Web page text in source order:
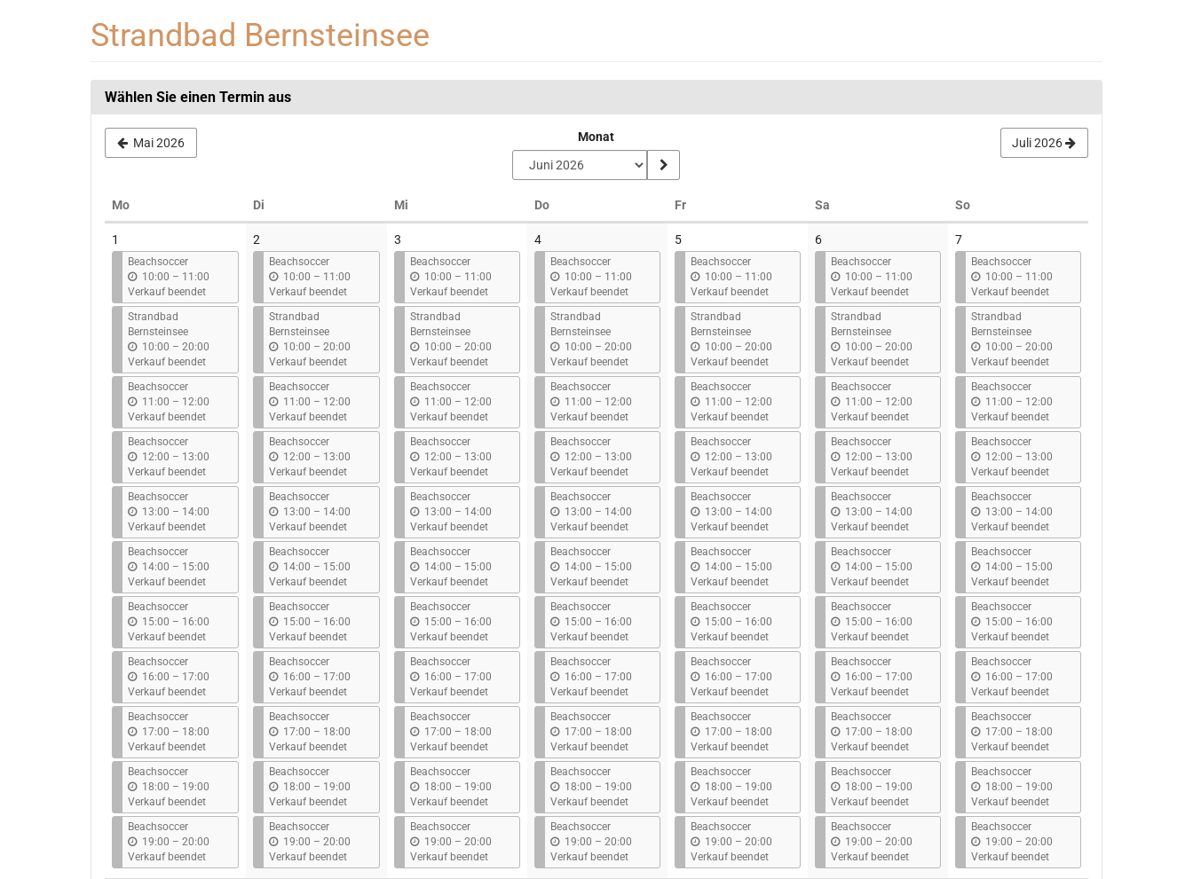
Strandbad Bernsteinsee
Wählen Sie einen Termin aus
Mai 2026 Monat Juli 2026
MoMontag Di Mi DoDonnerstag FrFreitag Sa SoSonntag
1
Beachsoccer
10:00 – b
i
s
11:00
Verkauf beendet
Strandbad
Bernsteinsee
10:00 – b
i
s
20:00
Verkauf beendet
Beachsoccer
11:00 – b
i
s
12:00
Verkauf beendet
Beachsoccer
12:00 – b
i
s
13:00
Verkauf beendet
Beachsoccer
13:00 – b
i
s
14:00
Verkauf beendet
Beachsoccer
14:00 – b
i
s
15:00
Verkauf beendet
Beachsoccer
15:00 – b
i
s
16:00
Verkauf beendet
Beachsoccer
16:00 – b
i
s
17:00
Verkauf beendet
Beachsoccer
17:00 – b
i
s
18:00
Verkauf beendet
Beachsoccer
18:00 – b
i
s
19:00
Verkauf beendet
Beachsoccer
19:00 – b
i
s
20:00
Verkauf beendet
2
Beachsoccer
10:00 – b
i
s
11:00
Verkauf beendet
Strandbad
Bernsteinsee
10:00 – b
i
s
20:00
Verkauf beendet
Beachsoccer
11:00 – b
i
s
12:00
Verkauf beendet
Beachsoccer
12:00 – b
i
s
13:00
Verkauf beendet
Beachsoccer
13:00 – b
i
s
14:00
Verkauf beendet
Beachsoccer
14:00 – b
i
s
15:00
Verkauf beendet
Beachsoccer
15:00 – b
i
s
16:00
Verkauf beendet
Beachsoccer
16:00 – b
i
s
17:00
Verkauf beendet
Beachsoccer
17:00 – b
i
s
18:00
Verkauf beendet
Beachsoccer
18:00 – b
i
s
19:00
Verkauf beendet
Beachsoccer
19:00 – b
i
s
20:00
Verkauf beendet
3
Beachsoccer
10:00 – b
i
s
11:00
Verkauf beendet
Strandbad
Bernsteinsee
10:00 – b
i
s
20:00
Verkauf beendet
Beachsoccer
11:00 – b
i
s
12:00
Verkauf beendet
Beachsoccer
12:00 – b
i
s
13:00
Verkauf beendet
Beachsoccer
13:00 – b
i
s
14:00
Verkauf beendet
Beachsoccer
14:00 – b
i
s
15:00
Verkauf beendet
Beachsoccer
15:00 – b
i
s
16:00
Verkauf beendet
Beachsoccer
16:00 – b
i
s
17:00
Verkauf beendet
Beachsoccer
17:00 – b
i
s
18:00
Verkauf beendet
Beachsoccer
18:00 – b
i
s
19:00
Verkauf beendet
Beachsoccer
19:00 – b
i
s
20:00
Verkauf beendet
4
Beachsoccer
10:00 – b
i
s
11:00
Verkauf beendet
Strandbad
Bernsteinsee
10:00 – b
i
s
20:00
Verkauf beendet
Beachsoccer
11:00 – b
i
s
12:00
Verkauf beendet
Beachsoccer
12:00 – b
i
s
13:00
Verkauf beendet
Beachsoccer
13:00 – b
i
s
14:00
Verkauf beendet
Beachsoccer
14:00 – b
i
s
15:00
Verkauf beendet
Beachsoccer
15:00 – b
i
s
16:00
Verkauf beendet
Beachsoccer
16:00 – b
i
s
17:00
Verkauf beendet
Beachsoccer
17:00 – b
i
s
18:00
Verkauf beendet
Beachsoccer
18:00 – b
i
s
19:00
Verkauf beendet
Beachsoccer
19:00 – b
i
s
20:00
Verkauf beendet
5
Beachsoccer
10:00 – b
i
s
11:00
Verkauf beendet
Strandbad
Bernsteinsee
10:00 – b
i
s
20:00
Verkauf beendet
Beachsoccer
11:00 – b
i
s
12:00
Verkauf beendet
Beachsoccer
12:00 – b
i
s
13:00
Verkauf beendet
Beachsoccer
13:00 – b
i
s
14:00
Verkauf beendet
Beachsoccer
14:00 – b
i
s
15:00
Verkauf beendet
Beachsoccer
15:00 – b
i
s
16:00
Verkauf beendet
Beachsoccer
16:00 – b
i
s
17:00
Verkauf beendet
Beachsoccer
17:00 – b
i
s
18:00
Verkauf beendet
Beachsoccer
18:00 – b
i
s
19:00
Verkauf beendet
Beachsoccer
19:00 – b
i
s
20:00
Verkauf beendet
6
Beachsoccer
10:00 – b
i
s
11:00
Verkauf beendet
Strandbad
Bernsteinsee
10:00 – b
i
s
20:00
Verkauf beendet
Beachsoccer
11:00 – b
i
s
12:00
Verkauf beendet
Beachsoccer
12:00 – b
i
s
13:00
Verkauf beendet
Beachsoccer
13:00 – b
i
s
14:00
Verkauf beendet
Beachsoccer
14:00 – b
i
s
15:00
Verkauf beendet
Beachsoccer
15:00 – b
i
s
16:00
Verkauf beendet
Beachsoccer
16:00 – b
i
s
17:00
Verkauf beendet
Beachsoccer
17:00 – b
i
s
18:00
Verkauf beendet
Beachsoccer
18:00 – b
i
s
19:00
Verkauf beendet
Beachsoccer
19:00 – b
i
s
20:00
Verkauf beendet
7
Beachsoccer
10:00 – b
i
s
11:00
Verkauf beendet
Strandbad
Bernsteinsee
10:00 – b
i
s
20:00
Verkauf beendet
Beachsoccer
11:00 – b
i
s
12:00
Verkauf beendet
Beachsoccer
12:00 – b
i
s
13:00
Verkauf beendet
Beachsoccer
13:00 – b
i
s
14:00
Verkauf beendet
Beachsoccer
14:00 – b
i
s
15:00
Verkauf beendet
Beachsoccer
15:00 – b
i
s
16:00
Verkauf beendet
Beachsoccer
16:00 – b
i
s
17:00
Verkauf beendet
Beachsoccer
17:00 – b
i
s
18:00
Verkauf beendet
Beachsoccer
18:00 – b
i
s
19:00
Verkauf beendet
Beachsoccer
19:00 – b
i
s
20:00
Verkauf beendet